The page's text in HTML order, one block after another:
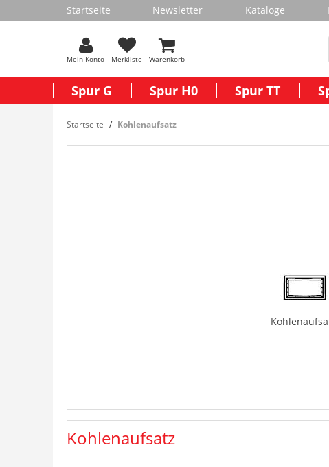
Startseite Newsletter Kataloge
Mein Konto Merkliste Warenkorb
Spur G Spur H0 Spur TT
Startseite Kohlenaufsatz
Kohlenaufsatz